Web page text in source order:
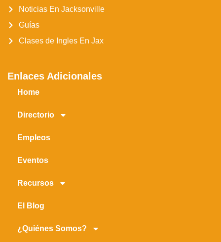
Noticias En Jacksonville
Guías
Clases de Ingles En Jax
Enlaces Adicionales
Home
Directorio
Empleos
Eventos
Recursos
El Blog
¿Quiénes Somos?